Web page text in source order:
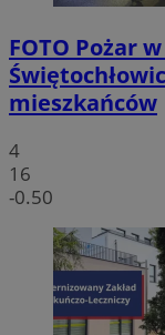
FOTO Pożar
mieszkańców
4
16
-0.50